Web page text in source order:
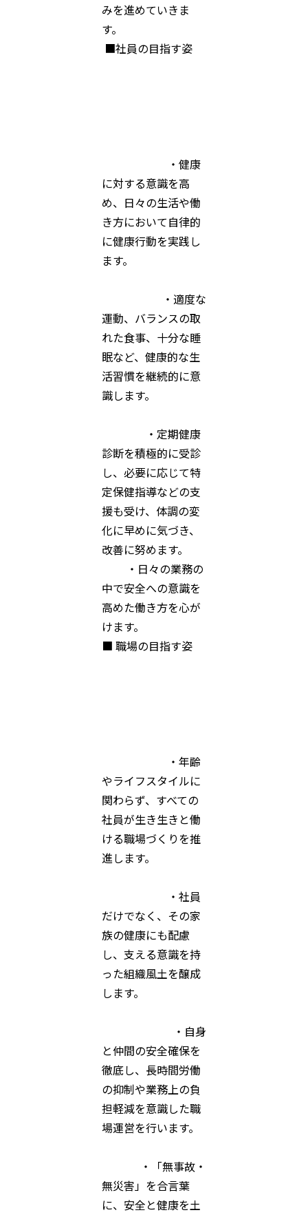
みを進めていきま
す。
■社員の目指す姿
・健康
に対する意識を高
め、日々の生活や働
き方において自律的
に健康行動を実践し
ます。
・適度な
運動、バランスの取
れた食事、十分な睡
眠など、健康的な生
活習慣を継続的に意
識します。
・定期健康
診断を積極的に受診
し、必要に応じて特
定保健指導などの支
援も受け、体調の変
化に早めに気づき、
改善に努めます。
・日々の業務の
中で安全への意識を
高めた働き方を心が
けます。
■ 職場の目指す姿
・年齢
やライフスタイルに
関わらず、すべての
社員が生き生きと働
ける職場づくりを推
進します。
・社員
だけでなく、その家
族の健康にも配慮
し、支える意識を持
った組織風土を醸成
します。
・自身
と仲間の安全確保を
徹底し、長時間労働
の抑制や業務上の負
担軽減を意識した職
場運営を行います。
・「無事故・
無災害」を合言葉
に、安全と健康を土